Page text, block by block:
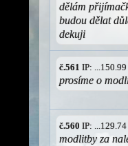
dělám
budou dělat
dekuji
č.561 IP:
prosíme o
č.560 IP:
modlitby za